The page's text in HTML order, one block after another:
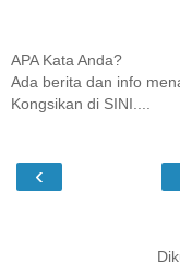
APA Kata Anda?
Ada berita dan info
Kongsikan di SINI....
‹